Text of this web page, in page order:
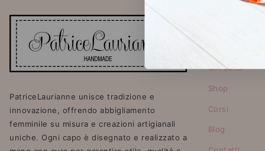
PatriceLaurianne unisce tradizione e
innovazione, offrendo abbigliamento
femminile su misura e creazioni artigianali
uniche. Ogni capo è disegnato e realizzato a
Chi sono
Shop
Corsi
Blog